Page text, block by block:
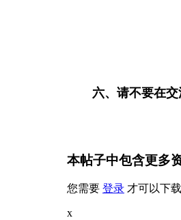
六、请不要在
本帖子中包含更多
您需要 登录 才可以下
x